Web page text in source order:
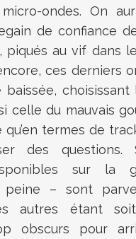
ondes. On
de confiance
piqués au vif dans
ces derniers
celle du mauvais
termes de
des questions.
sur la
– sont
autres étant
obscurs pour